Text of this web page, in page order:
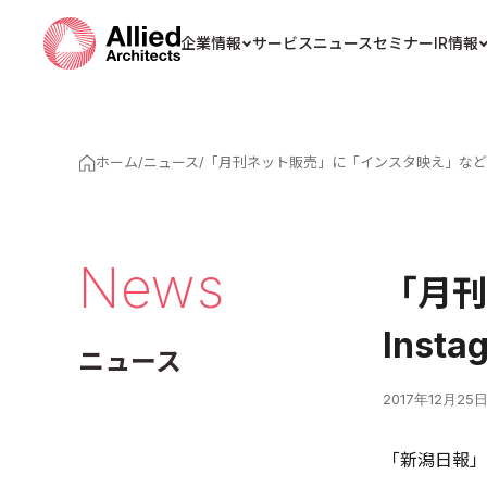
企業情報 サービスニュースセミナーIR情報
ホーム/ニュース/ 「月刊ネット販売」に「インスタ映え」
News
ニュース
「月
2017年12月25日
「新潟日報